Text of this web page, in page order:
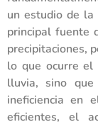
un estudio de
principal fuente
precipitaciones,
lo que ocurre
lluvia, sino
ineficiencia en
eficientes, el